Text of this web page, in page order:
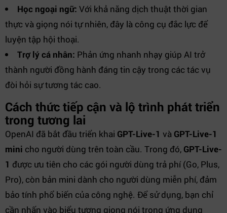
Học ngoại ngữ: Với khả năng dịch thuật thời gian
thực và giọng nói tự nhiên, đây là công cụ đắc lực để
luyện tập hội thoại.
Trợ lý cá nhân: Phản ứng nhanh nhạy giúp AI trở
thành người đồng hành đáng tin cậy trong các tác vụ
đòi hỏi sự tương tác cao.
Cách thức tiếp cận và lộ trình phát triển
trong tương lai
OpenAI đã bắt đầu triển khai GPT-Live-1 và GPT-Live-1
mini cho người dùng trên toàn cầu. Trong đó, GPT-Live-
1 được ưu tiên cho các gói người dùng trả phí (Go, Plus,
Pro), còn bản mini dành cho người dùng miễn phí, đảm
bảo tính phổ biến của công nghệ. Để sử dụng, bạn chỉ
cần nhấn vào biểu tượng giọng nói trong ứng dụng